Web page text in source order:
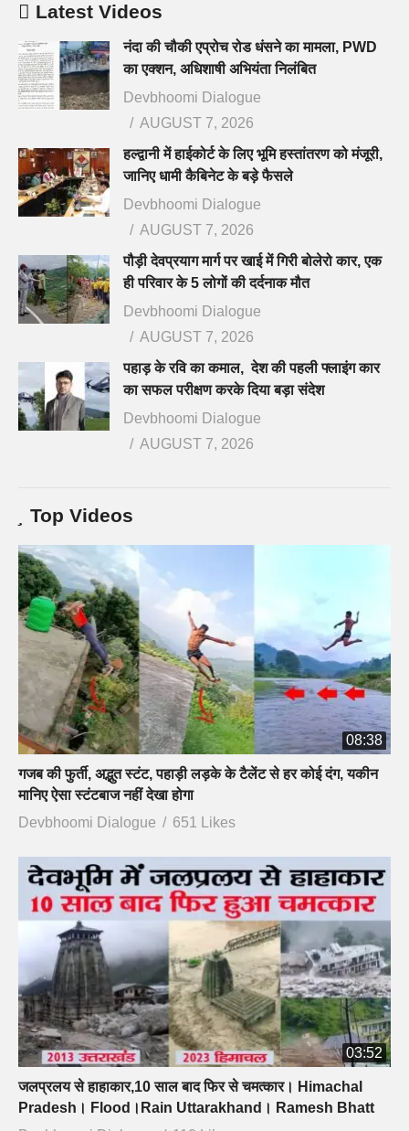
Latest Videos
नंदा की चौकी एप्रोच रोड धंसने का मामला, PWD
का एक्शन, अधिशाषी अभियंता निलंबित
Devbhoomi Dialogue
AUGUST 7, 2026
हल्द्वानी में हाईकोर्ट के लिए भूमि हस्तांतरण को मंजूरी,
जानिए धामी कैबिनेट के बड़े फैसले
Devbhoomi Dialogue
AUGUST 7, 2026
पौड़ी देवप्रयाग मार्ग पर खाई में गिरी बोलेरो कार, एक
ही परिवार के 5 लोगों की दर्दनाक मौत
Devbhoomi Dialogue
AUGUST 7, 2026
पहाड़ के रवि का कमाल, देश की पहली फ्लाइंग कार
का सफल परीक्षण करके दिया बड़ा संदेश
Devbhoomi Dialogue
AUGUST 7, 2026
Top Videos
08:38
गजब की फुर्ती, अद्भुत स्टंट, पहाड़ी लड़के के टैलेंट से हर कोई दंग, यकीन
मानिए ऐसा स्टंटबाज नहीं देखा होगा
Devbhoomi Dialogue
651 Likes
03:52
जलप्रलय से हाहाकार,10 साल बाद फिर से चमत्कार। Himachal
Pradesh। Flood।Rain Uttarakhand। Ramesh Bhatt